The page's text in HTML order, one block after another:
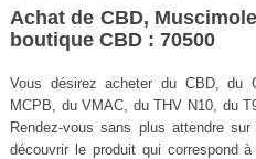
Achat de CBD,
boutique CBD : 70500
Vous désirez acheter du CBD, du
MCPB, du VMAC, du THV N10, du
Rendez-vous sans plus attendre
découvrir le produit qui correspond